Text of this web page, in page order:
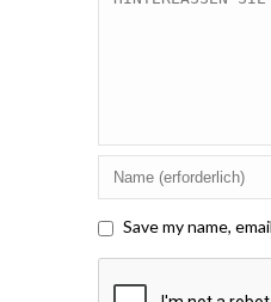
Save my name,